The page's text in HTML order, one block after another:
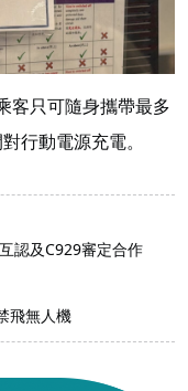
客只可隨身攜帶最多
行動電源充電。
認及C929審定合作
飛無人機